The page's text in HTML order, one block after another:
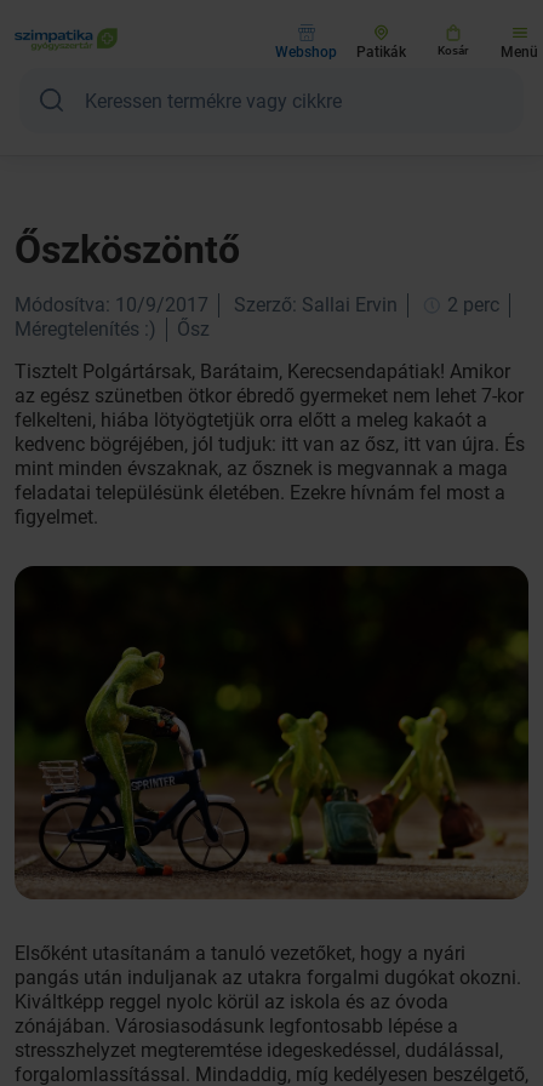
Webshop Patikák Kosár Menü
Őszköszöntő
Módosítva: 10/9/2017 Szerző: Sallai Ervin
2 perc
Méregtelenítés :)
Ősz
Tisztelt Polgártársak, Barátaim, Kerecsendapátiak! Amikor
az egész szünetben ötkor ébredő gyermeket nem lehet 7-kor
felkelteni, hiába lötyögtetjük orra előtt a meleg kakaót a
kedvenc bögréjében, jól tudjuk: itt van az ősz, itt van újra. És
mint minden évszaknak, az ősznek is megvannak a maga
feladatai településünk életében. Ezekre hívnám fel most a
figyelmet.
Elsőként utasítanám a tanuló vezetőket, hogy a nyári
pangás után induljanak az utakra forgalmi dugókat okozni.
Kiváltképp reggel nyolc körül az iskola és az óvoda
zónájában. Városiasodásunk legfontosabb lépése a
stresszhelyzet megteremtése idegeskedéssel, dudálással,
forgalomlassítással. Mindaddig, míg kedélyesen beszélgető,